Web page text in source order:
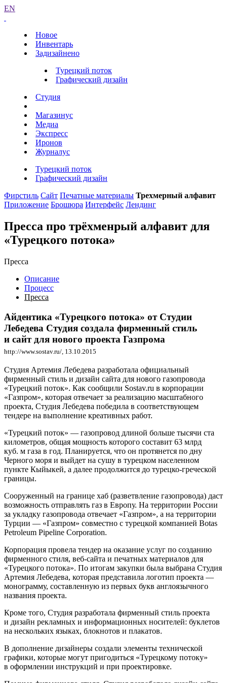
EN
Новое
Инвентарь
Задизайнено
Турецкий поток
Графический дизайн
Студия
Магазинус
Медиа
Экспресс
Иронов
Журналус
Турецкий поток
Графический дизайн
Фирстиль Сайт Печатные материалы Трехмерный алфавит
Приложение Брошюра Интерфейс Лендинг
Пресса про трёхменрый алфавит для
«Турецкого потока»
Пресса
Описание
Процесс
Пресса
Айдентика «Турецкого потока» от Студии
Лебедева Студия создала фирменный стиль
и сайт для нового проекта Газпрома
http://www.sostav.ru/ , 13.10.2015
Студия Артемия Лебедева разработала официальный
фирменный стиль и дизайн сайта для нового газопровода
«Турецкий поток». Как сообщили Sostav.ru в корпорации
«Газпром», которая отвечает за реализацию масштабного
проекта, Студия Лебедева победила в соответствующем
тендере на выполнение креативных работ.
«Турецкий поток» — газопровод длиной больше тысячи ста
километров, общая мощность которого составит 63 млрд
куб. м газа в год. Планируется, что он протянется по дну
Черного моря и выйдет на сушу в турецком населенном
пункте Кыйыкей, а далее продолжится до турецко-греческой
границы.
Сооруженный на границе хаб (разветвление газопровода) даст
возможность отправлять газ в Европу. На территории России
за укладку газопровода отвечает «Газпром», а на территории
Турции — «Газпром» совместно с турецкой компанией Botas
Petroleum Pipeline Corporation.
Корпорация провела тендер на оказание услуг по созданию
фирменного стиля, веб-сайта и печатных материалов для
«Турецкого потока». По итогам закупки была выбрана Студия
Артемия Лебедева, которая представила логотип проекта —
монограмму, составленную из первых букв англоязычного
названия проекта.
Кроме того, Студия разработала фирменный стиль проекта
и дизайн рекламных и информационных носителей: буклетов
на нескольких языках, блокнотов и плакатов.
В дополнение дизайнеры создали элементы технической
графики, которые могут пригодиться «Турецкому потоку»
в оформлении инструкций и при проектировке.